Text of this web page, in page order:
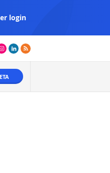
login